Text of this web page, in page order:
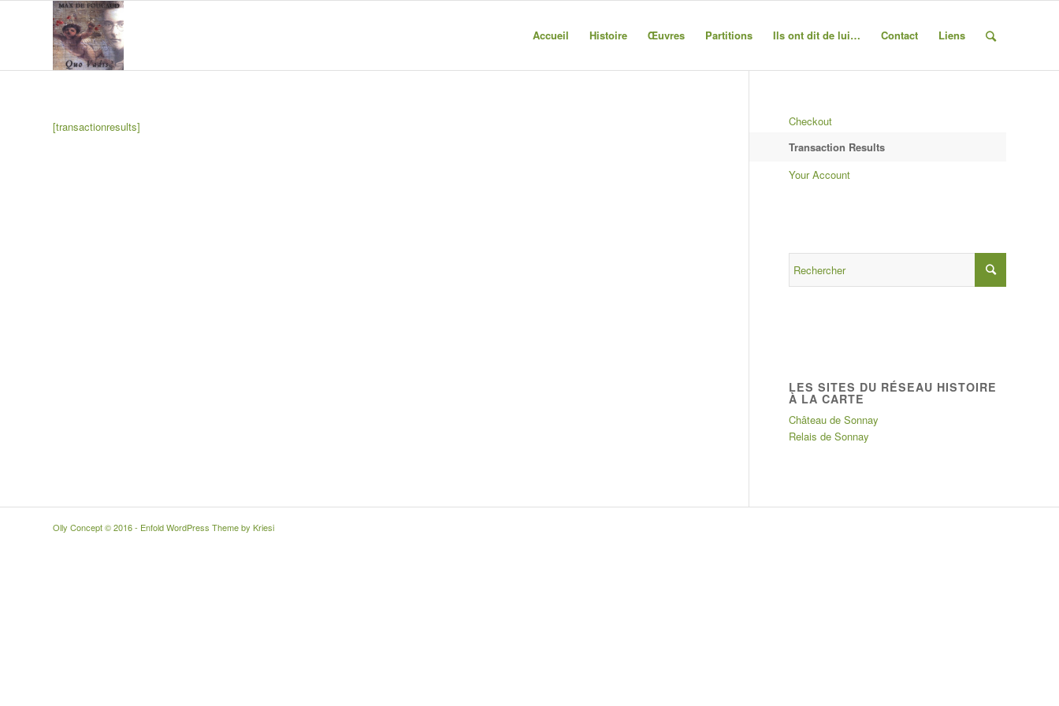
Accueil Histoire Œuvres Partitions Ils ont dit de lui… Contact Liens
[transactionresults]
Checkout
Transaction Results
Your Account
LES SITES DU RÉSEAU HISTOIRE
À LA CARTE
Château de Sonnay
Relais de Sonnay
Olly Concept © 2016 - Enfold WordPress Theme by Kriesi